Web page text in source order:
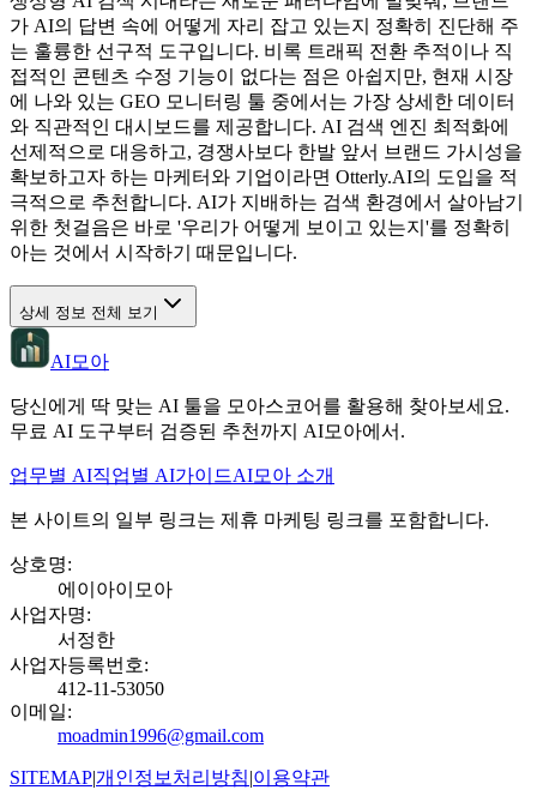
가 AI의 답변 속에 어떻게 자리 잡고 있는지 정확히 진단해 주
는 훌륭한 선구적 도구입니다. 비록 트래픽 전환 추적이나 직
접적인 콘텐츠 수정 기능이 없다는 점은 아쉽지만, 현재 시장
에 나와 있는 GEO 모니터링 툴 중에서는 가장 상세한 데이터
와 직관적인 대시보드를 제공합니다. AI 검색 엔진 최적화에
선제적으로 대응하고, 경쟁사보다 한발 앞서 브랜드 가시성을
확보하고자 하는 마케터와 기업이라면 Otterly.AI의 도입을 적
극적으로 추천합니다. AI가 지배하는 검색 환경에서 살아남기
위한 첫걸음은 바로 '우리가 어떻게 보이고 있는지'를 정확히
아는 것에서 시작하기 때문입니다.
상세 정보 전체 보기
AI모아
당신에게 딱 맞는 AI 툴을 모아스코어를 활용해 찾아보세요.
무료 AI 도구부터 검증된 추천까지 AI모아에서.
업무별 AI직업별 AI가이드AI모아 소개
본 사이트의 일부 링크는 제휴 마케팅 링크를 포함합니다.
상호명:
에이아이모아
사업자명:
서정한
사업자등록번호:
412-11-53050
이메일:
moadmin1996@gmail.com
SITEMAP|개인정보처리방침|이용약관